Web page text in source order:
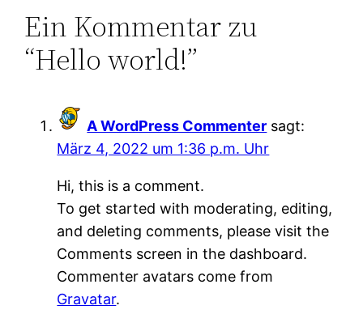
Ein Kommentar zu
“Hello world!”
A WordPress Commenter sagt:
März 4, 2022 um 1:36 p.m. Uhr
Hi, this is a comment.
To get started with moderating, editing,
and deleting comments, please visit the
Comments screen in the dashboard.
Commenter avatars come from
Gravatar.